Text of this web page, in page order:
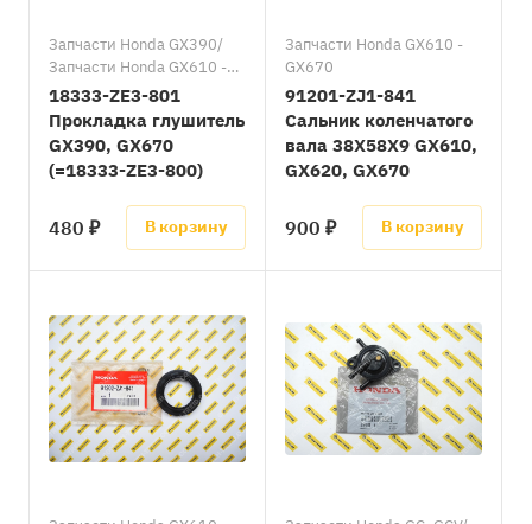
Запчасти Honda GX390/
Запчасти Honda GX610 -
GX670/Запчасти Honda
GX630 - GX690
18333-ZE3-801
Прокладка глушитель
GX390, GX670
(=18333-ZE3-800)
480 ₽ В корзину
Запчасти Honda GX610 -
GX670
91201-ZJ1-841
Сальник коленчатого
вала 38X58X9 GX610,
GX620, GX670
900 ₽ В корзину